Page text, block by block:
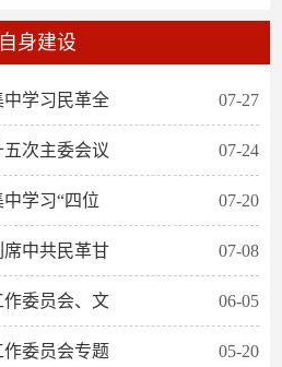
自身建设
中学习民革全 07-27
次主委会议 07-24
学习“四位 07-20
席中共民革甘 07-08
作委员会、文 06-05
委员会专题 05-20